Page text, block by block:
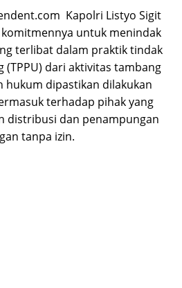
Kapolri Listyo Sigit
untuk menindak
terlibat dalam praktik tindak
(TPPU) dari aktivitas tambang
hukum dipastikan dilakukan
terhadap pihak yang
distribusi dan penampungan
tanpa izin.